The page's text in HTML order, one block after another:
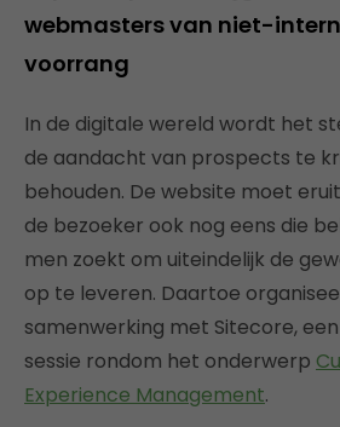
webmasters van niet-
voorrang
In de digitale wereld wordt het
de aandacht van prospects te
behouden. De website moet
de bezoeker ook nog eens die
men zoekt om uiteindelijk de
op te leveren. Daartoe
samenwerking met Sitecore,
sessie rondom het onderwerp
Experience Management.